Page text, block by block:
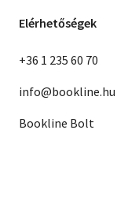
Elérhetőségek
+36 1 235 60 70
info@bookline.hu
Bookline Bolt